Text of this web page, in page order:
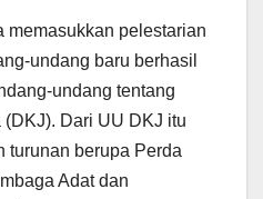
memasukkan pelestarian
undang baru berhasil
undang tentang
Dari UU DKJ itu
turunan berupa Perda
Adat dan